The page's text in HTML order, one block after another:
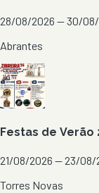
28/08/2026 — 30/
Abrantes
Festas de Verão
21/08/2026 — 23/08/
Torres Novas